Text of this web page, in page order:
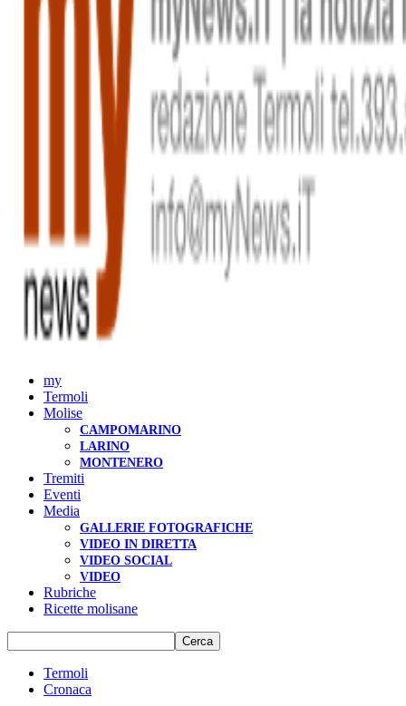
my
Termoli
Molise
CAMPOMARINO
LARINO
MONTENERO
Tremiti
Eventi
Media
GALLERIE FOTOGRAFICHE
VIDEO IN DIRETTA
VIDEO SOCIAL
VIDEO
Rubriche
Ricette molisane
Termoli
Cronaca